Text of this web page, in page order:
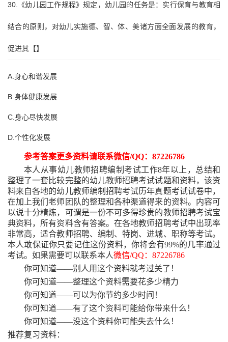
30.《幼儿园工作规程》规定，幼儿园的任务是：实行保育与教育相
结合的原则，对幼儿实施德、智、体、美诸方面全面发展的教育，
促进其【】
A.身心和谐发展
B.身体健康发展
C.身心尽快发展
D.个性化发展
参考答案更多资料请联系微信/QQ：87226786
本人从事幼儿教师招聘编制考试工作8年以上，总结和
整理了一套比较完整的幼儿教师招聘考试试题和资料，该资
料来自各地的幼儿教师编制招聘考试历年真题考试试卷中，
在加上我们老师团队的整理和各种渠道得来的资料。内容可
以说十分精炼，可谓是一份不可多得珍贵的教师招聘考试宝
典资料，所有资料含有答案。在各地教师招聘考试中出现率
非常高，适合教师招聘、编制、特岗、进城、职称等考试。
本人敢保证你只要记住这份资料，你将会有99%的几率通过
考试。如果需要可以联系本人微信/QQ：87226786
你可知道——别人用这个资料就考过关了！
你可知道——整理这个资料需要花多少精力
你可知道——可以为你节约多少时间！
你可知道——有了这个资料可能给你带来什么！
你可知道——没这个资料你可能失去什么！
推荐复习资料：